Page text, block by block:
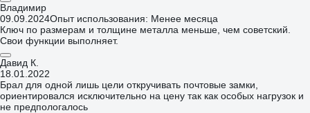
Владимир
09.09.2024Опыт использования: Менее месяца
Ключ по размерам и толщине металла меньше, чем советский.
Свои функции выполняет.
Давид К.
18.01.2022
Брал для одной лишь цели откручивать почтовые замки,
ориентировался исключительно на цену так как особых нагрузок и
не предпологалось